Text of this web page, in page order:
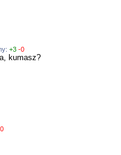
+3 -0
kumasz?